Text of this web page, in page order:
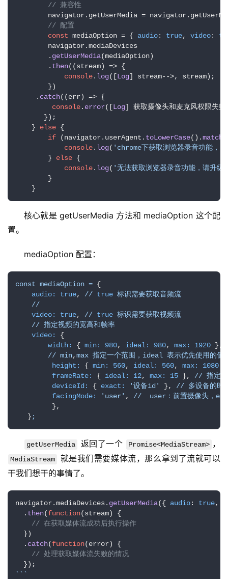
逆
熵
绘
梦
// 兼容性
        navigator.
getUserMedia = navigator.
// 配置
const mediaOption = { audio: true, video:
        navigator.
mediaDevices
        .
getUserMedia(mediaOption)
        .
then( (stream) => {
console. log([Log] stream-->,
        })
     .
catch( (err) => {
console. error([Log] 获取摄像头和麦克风权
       });
    }
else {
if (navigator. userAgent . toLowerCase().match
console. log( 'chrome下获取浏览器录音功能
        }
else {
console. log( '无法获取浏览器录音功能，请升
        }
    }
核心就是 getUserMedia 方法和 mediaOption 这个配
置。
mediaOption 配置：
const mediaOption = {
audio:
true, // true 标识需要获取音频流
//
video:
true, // true 标识需要获取视频流
// 指定视频的宽高和帧率
video:
{
width:
{ min: 980, ideal: 980, max: 1920 },
// min,max 指定一个范围，ideal 表示优先使用的值
height:
{ min: 560, ideal: 560, max: 1080
frameRate:
{ ideal: 12, max: 15 }, // 指定
deviceId:
{ exact: '设备id' }, // 多设备的时
facingMode:
'user' , //
user：前置摄像头，
         },
   }
;
getUserMedia 返回了一个 Promise<MediaStream> ，
MediaStream
就是我们需要媒体流，那么拿到了流就可以
干我们想干的事情了。
navigator.mediaDevices. getUserMedia({ audio: true,
  .
then(function(stream) {
// 在获取媒体流成功后执行操作
  })
  .
catch(function(error) {
// 处理获取媒体流失败的情况
`` `